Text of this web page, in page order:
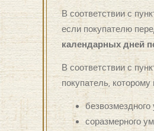
В соответствии с
если покупателю
календарных дней
В соответствии с
покупатель,
соразмерного